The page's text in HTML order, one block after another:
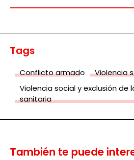
Tags
Conflicto armado
Violencia
Violencia social y exclusión de
sanitaria
También te puede